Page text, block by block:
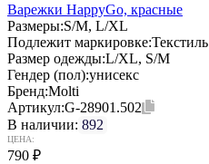
Варежки HappyGo, красные
Размеры:S/M, L/XL
Подлежит маркировке:Текстиль
Размер одежды:L/XL, S/M
Гендер (пол):унисекс
Бренд:Molti
Артикул:G-28901.502
В наличии: 892
ЦЕНА:
790 ₽